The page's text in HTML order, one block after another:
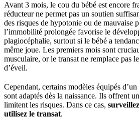
Avant 3 mois, le cou du bébé est encore
réducteur ne permet pas un soutien
des risques de hypotonie ou de mauvaise
l’immobilité prolongée favorise le
plagiocéphalie, surtout si le bébé a
même joue. Les premiers mois sont
musculaire, or le transat ne remplace pas
d’éveil.
Cependant, certains modèles équipés
sont adaptés dès la naissance. Ils offrent
limitent les risques. Dans ce cas,
utilisez le transat.